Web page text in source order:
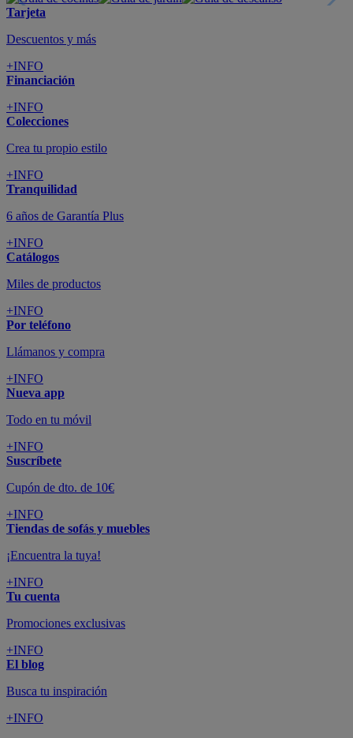
Tarjeta
Descuentos y más
+INFO
Financiación
+INFO
Colecciones
Crea tu propio estilo
+INFO
Tranquilidad
6 años de Garantía Plus
+INFO
Catálogos
Miles de productos
+INFO
Por teléfono
Llámanos y compra
+INFO
Nueva app
Todo en tu móvil
+INFO
Suscríbete
Cupón de dto. de 10€
+INFO
Tiendas de sofás y muebles
¡Encuentra la tuya!
+INFO
Tu cuenta
Promociones exclusivas
+INFO
El blog
Busca tu inspiración
+INFO